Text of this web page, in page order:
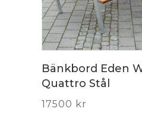
Bänkbord Eden
Quattro Stål
17500 kr